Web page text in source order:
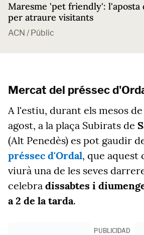
Maresme 'pet friendly': l'aposta
per atraure visitants
ACN / Públic
Mercat del préssec
A l'estiu, durant els mesos
agost, a la plaça Subirats de
(Alt Penedès) es pot gaudir
préssec d'Ordal, que aquest
viurà una de les seves
celebra dissabtes i
a 2 de la tarda.
PUBLICIDAD